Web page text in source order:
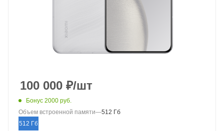
100 000 ₽/шт
Бонус 2000 руб.
Объем встроенной памяти—512 Гб
512 Гб